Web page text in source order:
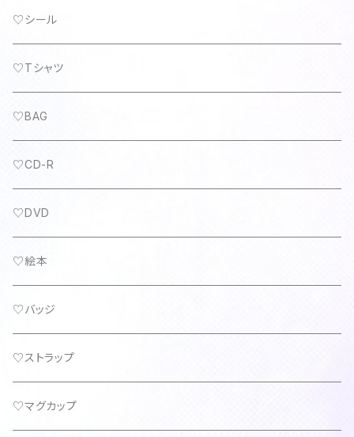
♡シール
♡Tシャツ
♡BAG
♡CD-R
♡DVD
♡絵本
♡バッジ
♡ストラップ
♡マグカップ